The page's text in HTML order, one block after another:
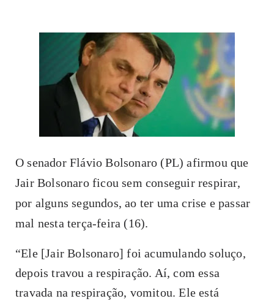
O senador Flávio Bolsonaro (PL) afirmou que
Jair Bolsonaro ficou sem conseguir respirar,
por alguns segundos, ao ter uma crise e passar
mal nesta terça-feira (16).
“Ele [Jair Bolsonaro] foi acumulando soluço,
depois travou a respiração. Aí, com essa
travada na respiração, vomitou. Ele está